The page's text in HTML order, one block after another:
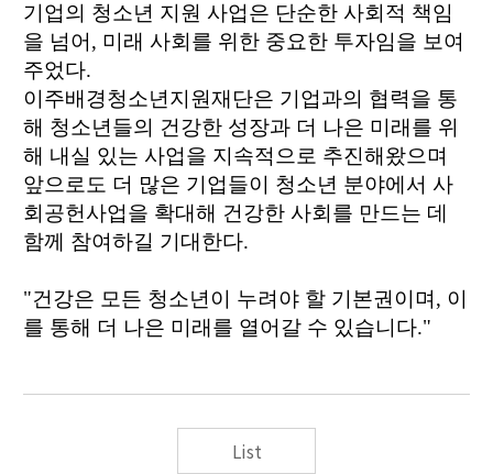
기업의 청소년 지원 사업은 단순한 사회적 책임
을 넘어, 미래 사회를 위한 중요한 투자임을 보여
주었다.
이주배경청소년지원재단은 기업과의 협력을 통
해 청소년들의 건강한 성장과 더 나은 미래를 위
해 내실 있는 사업을 지속적으로 추진해왔으며
앞으로도 더 많은 기업들이 청소년 분야에서 사
회공헌사업을 확대해 건강한 사회를 만드는 데
함께 참여하길 기대한다.
"건강은 모든 청소년이 누려야 할 기본권이며 , 이
를 통해 더 나은 미래를 열어갈 수 있습니다."
List